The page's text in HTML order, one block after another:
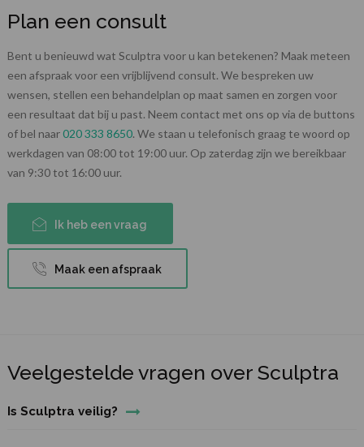
Plan een consult
Bent u benieuwd wat Sculptra voor u kan betekenen? Maak meteen
een afspraak voor een vrijblijvend consult. We bespreken uw
wensen, stellen een behandelplan op maat samen en zorgen voor
een resultaat dat bij u past. Neem contact met ons op via de buttons
of bel naar020 333 8650. We staan u telefonisch graag te woord op
werkdagen van 08:00 tot 19:00 uur. Op zaterdag zijn we bereikbaar
van 9:30 tot 16:00 uur.
Ik heb een vraag
Maak een afspraak
Veelgestelde vragen over Sculptra
Is Sculptra veilig?